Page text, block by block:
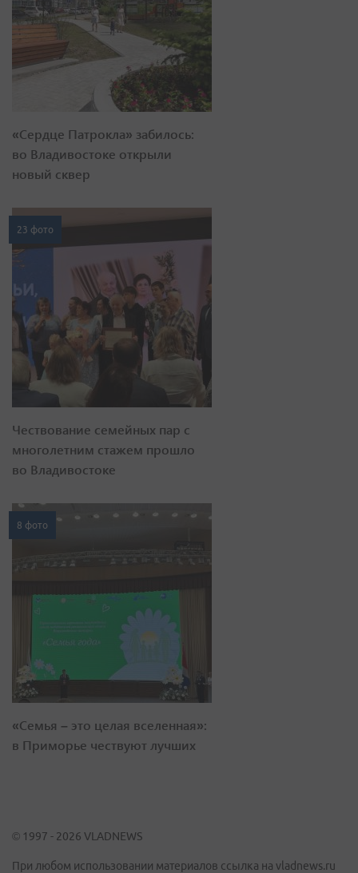
«Сердце Патрокла» забилось:
во Владивостоке открыли
новый сквер
23 фото
Чествование семейных пар с
многолетним стажем прошло
во Владивостоке
8 фото
«Семья – это целая вселенная»:
в Приморье чествуют лучших
© 1997 - 2026 VLADNEWS
При любом использовании материалов ссылка на vladnews.ru